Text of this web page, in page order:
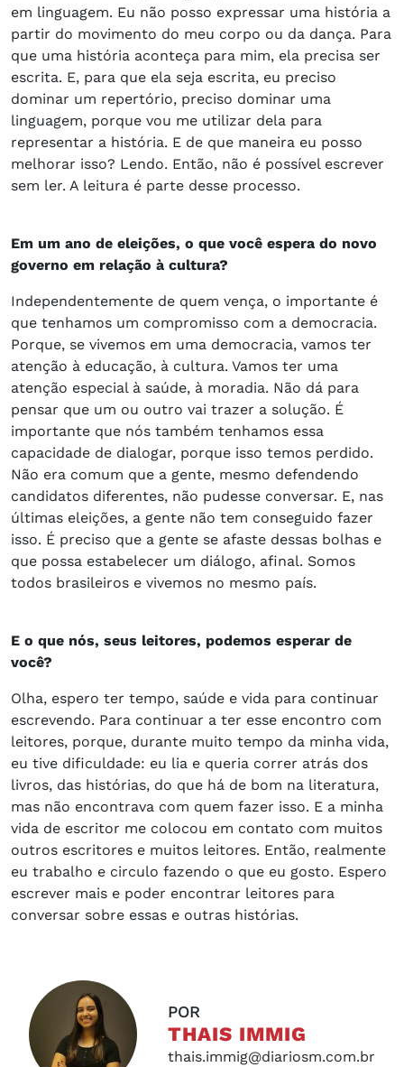
em linguagem. Eu não posso expressar uma história a
partir do movimento do meu corpo ou da dança. Para
que uma história aconteça para mim, ela precisa ser
escrita. E, para que ela seja escrita, eu preciso
dominar um repertório, preciso dominar uma
linguagem, porque vou me utilizar dela para
representar a história. E de que maneira eu posso
melhorar isso? Lendo. Então, não é possível escrever
sem ler. A leitura é parte desse processo.
Em um ano de eleições, o que você espera do novo
governo em relação à cultura?
Independentemente de quem vença, o importante é
que tenhamos um compromisso com a democracia.
Porque, se vivemos em uma democracia, vamos ter
atenção à educação, à cultura. Vamos ter uma
atenção especial à saúde, à moradia. Não dá para
pensar que um ou outro vai trazer a solução. É
importante que nós também tenhamos essa
capacidade de dialogar, porque isso temos perdido.
Não era comum que a gente, mesmo defendendo
candidatos diferentes, não pudesse conversar. E, nas
últimas eleições, a gente não tem conseguido fazer
isso. É preciso que a gente se afaste dessas bolhas e
que possa estabelecer um diálogo, afinal. Somos
todos brasileiros e vivemos no mesmo país.
E o que nós, seus leitores, podemos esperar de
você?
Olha, espero ter tempo, saúde e vida para continuar
escrevendo. Para continuar a ter esse encontro com
leitores, porque, durante muito tempo da minha vida,
eu tive dificuldade: eu lia e queria correr atrás dos
livros, das histórias, do que há de bom na literatura,
mas não encontrava com quem fazer isso. E a minha
vida de escritor me colocou em contato com muitos
outros escritores e muitos leitores. Então, realmente
eu trabalho e circulo fazendo o que eu gosto. Espero
escrever mais e poder encontrar leitores para
conversar sobre essas e outras histórias.
POR
THAIS IMMIG
thais.immig@diariosm.com.br